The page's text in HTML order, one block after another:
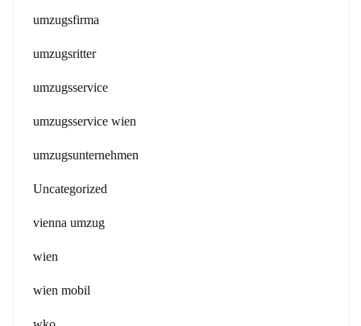
umzugsfirma
umzugsritter
umzugsservice
umzugsservice wien
umzugsunternehmen
Uncategorized
vienna umzug
wien
wien mobil